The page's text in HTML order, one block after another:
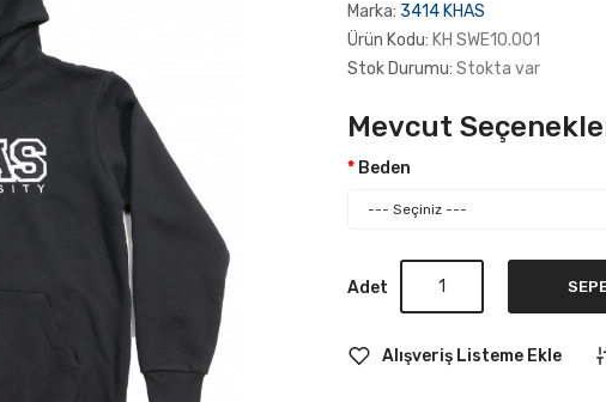
Marka: 3414 KHAS
Ürün Kodu: KH SWE10.001
Stok Durumu: Stokta var
Mevcut
Beden
Adet
Alışveriş Listeme Ekle